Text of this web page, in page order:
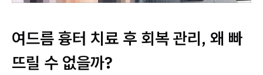
여드름 흉터 치료 후 회복 관리, 왜 빠
뜨릴 수 없을까?